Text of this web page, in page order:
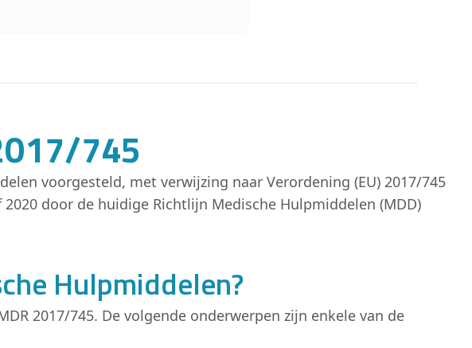
745
voorgesteld, met verwijzing naar Verordening (EU) 2017/745
door de huidige Richtlijn Medische Hulpmiddelen (MDD)
Hulpmiddelen?
2017/745. De volgende onderwerpen zijn enkele van de